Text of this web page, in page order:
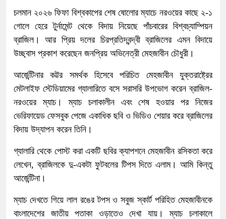
চলমান ২০২৬ ফিফা বিশ্বকাপের শেষ ষোলোর ম্যাচে নরওয়ের কাছে ২-১
গোলে হেরে টুর্নামেন্ট থেকে বিদায় নিয়েছে পাঁচবারের বিশ্বচ্যাম্পিয়ন
ব্রাজিল। আর প্রিয় দলের চিরপ্রতিদ্বন্দ্বী ব্রাজিলের এমন বিদায়ে
উচ্ছ্বাস প্রকাশ করেছেন জনপ্রিয় অভিনেত্রী মেহজাবীন চৌধুরী।
আর্জেন্টিনার কট্টর সমর্থক হিসেবে পরিচিত মেহজাবীন যুক্তরাষ্ট্রের
মেটলাইফ স্টেডিয়ামের গ্যালারিতে বসে সরাসরি উপভোগ করেন ব্রাজিল-
নরওয়ের ম্যাচ। ম্যাচ চলাকালীন এবং শেষ হওয়ার পর নিজের
ভেরিফায়েড ফেসবুক পেজে একাধিক ছবি ও ভিডিও শেয়ার করে ব্রাজিলের
বিদায় উদ্‌যাপন করেন তিনি।
গ্যালারি থেকে পোস্ট করা একটি ছবির ক্যাপশনে মেহজাবীন রসিকতা করে
লেখেন, ব্রাজিলকে দু-একটা ফুটবলের টিপস দিতে এলাম। আমি কিন্তু
আর্জেন্টিনা।
ম্যাচ দেখতে গিয়ে লাল রঙের টপস ও সবুজ স্কার্ট পরিহিত মেহজাবীনকে
বাংলাদেশের জাতীয় পতাকা ওড়াতেও দেখা যায়। ম্যাচ চলাকালে